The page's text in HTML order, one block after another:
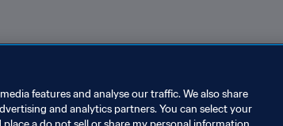
features and analyse our traffic. We also share
and analytics partners. You can select your